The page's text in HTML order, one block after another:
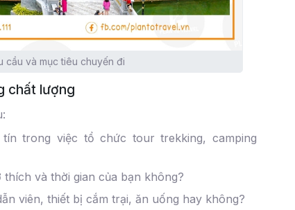
cầu và mục tiêu chuyến đi
chất lượng
trong việc tổ chức tour trekking, camping
và thời gian của bạn không?
viên, thiết bị cắm trại, ăn uống hay không?